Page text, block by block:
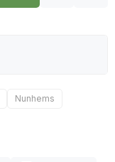
Nunhems